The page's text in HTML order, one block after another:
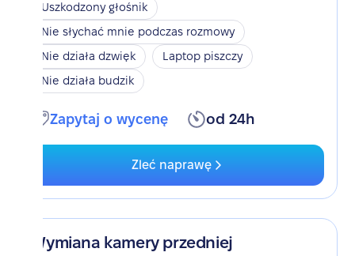
Uszkodzony głośnik
Nie słychać mnie podczas rozmowy
Nie działa dzwięk
Laptop piszczy
Nie działa budzik
Zapytaj o wycenę od 24h
Zleć naprawę
Wymiana kamery przedniej